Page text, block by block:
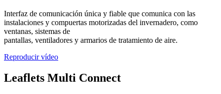
Interfaz de comunicación única y fiable que comunica con las
instalaciones y compuertas motorizadas del invernadero, como
ventanas, sistemas de
pantallas, ventiladores y armarios de tratamiento de aire.
Reproducir vídeo
Leaflets Multi Connect